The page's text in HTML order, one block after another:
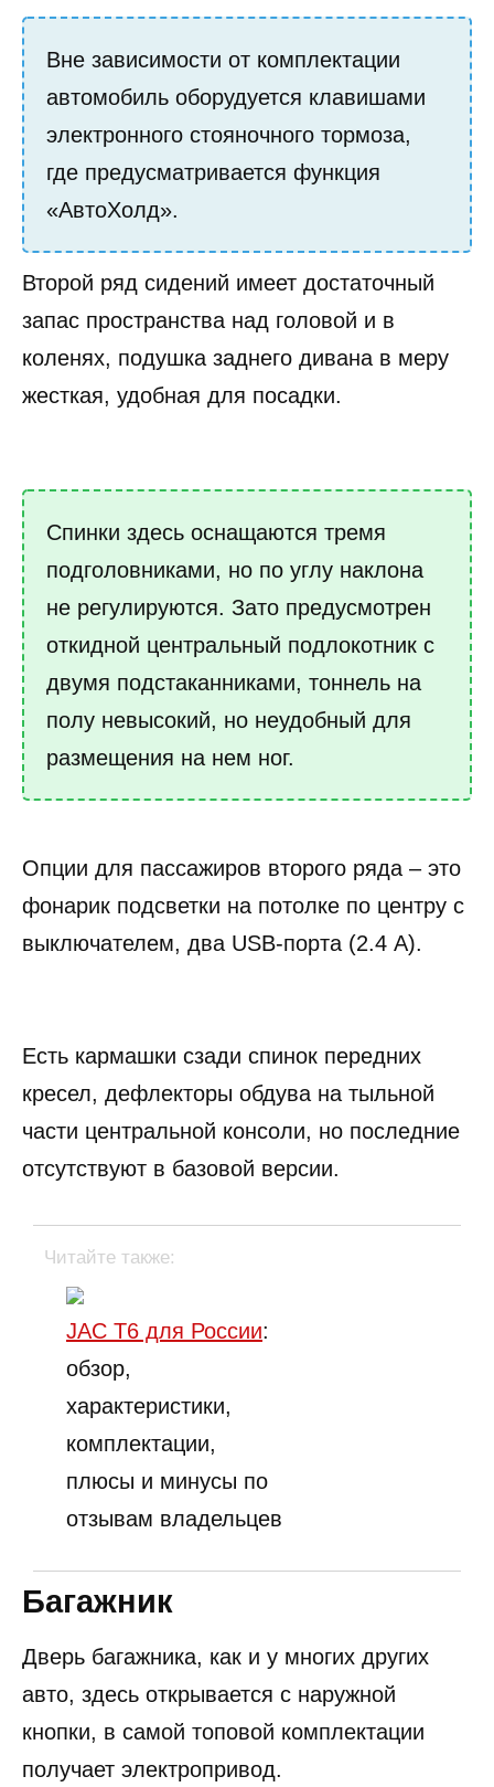
Вне зависимости от комплектации
автомобиль оборудуется клавишами
электронного стояночного тормоза,
где предусматривается функция
«АвтоХолд».
Второй ряд сидений имеет достаточный
запас пространства над головой и в
коленях, подушка заднего дивана в меру
жесткая, удобная для посадки.
Спинки здесь оснащаются тремя
подголовниками, но по углу наклона
не регулируются. Зато предусмотрен
откидной центральный подлокотник с
двумя подстаканниками, тоннель на
полу невысокий, но неудобный для
размещения на нем ног.
Опции для пассажиров второго ряда – это
фонарик подсветки на потолке по центру с
выключателем, два USB-порта (2.4 А).
Есть кармашки сзади спинок передних
кресел, дефлекторы обдува на тыльной
части центральной консоли, но последние
отсутствуют в базовой версии.
Читайте также:
JAC T6 для России:
обзор,
характеристики,
комплектации,
плюсы и минусы по
отзывам владельцев
Багажник
Дверь багажника, как и у многих других
авто, здесь открывается с наружной
кнопки, в самой топовой комплектации
получает электропривод.